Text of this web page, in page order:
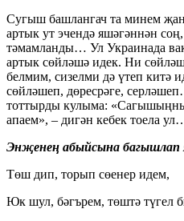
Сугыш башлангач та минем
артык ут эчендә яшәгәннән
тәмамланды… Ул Украинада
артык сөйләшә идек. Ни
белмим, сизелми дә үтеп китә
сөйләшеп, дөресрәге,
тоттырды кулыма: «Сагышыңны
апаем», – дигән кебек тоела
Энҗенең абыйсына багышлап
Төш дип, торып сөенер идем,
Юк шул, бәгърем, төштә түгел